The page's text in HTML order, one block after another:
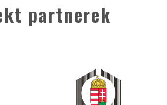
partnerek